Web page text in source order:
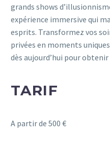
grands shows
expérience immersive qui
esprits. Transformez vos
privées en moments
dès aujourd’hui pour
TARIF
A partir de 500 €